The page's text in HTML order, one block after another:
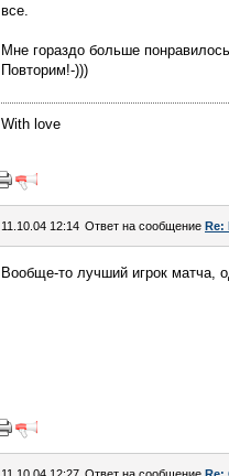
все.
Мне гораздо больше
Повторим!-)))
With love
11.10.04 12:14 Ответ на сообщение Re:
Вообще-то лучший игрок матча,